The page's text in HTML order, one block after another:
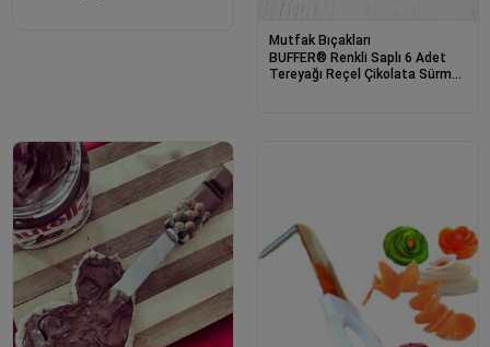
Mutfak Bıçakları
BUFFER® Renkli Saplı 6 Adet
Tereyağı Reçel Çikolata Sürme